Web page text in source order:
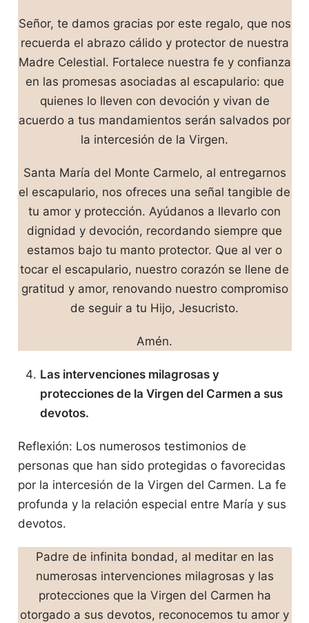
Señor, te damos gracias por este regalo, que nos
recuerda el abrazo cálido y protector de nuestra
Madre Celestial. Fortalece nuestra fe y confianza
en las promesas asociadas al escapulario: que
quienes lo lleven con devoción y vivan de
acuerdo a tus mandamientos serán salvados por
la intercesión de la Virgen.
Santa María del Monte Carmelo, al entregarnos
el escapulario, nos ofreces una señal tangible de
tu amor y protección. Ayúdanos a llevarlo con
dignidad y devoción, recordando siempre que
estamos bajo tu manto protector. Que al ver o
tocar el escapulario, nuestro corazón se llene de
gratitud y amor, renovando nuestro compromiso
de seguir a tu Hijo, Jesucristo.
Amén.
Las intervenciones milagrosas y
protecciones de la Virgen del Carmen a sus
devotos.
Reflexión: Los numerosos testimonios de
personas que han sido protegidas o favorecidas
por la intercesión de la Virgen del Carmen. La fe
profunda y la relación especial entre María y sus
devotos.
Padre de infinita bondad, al meditar en las
numerosas intervenciones milagrosas y las
protecciones que la Virgen del Carmen ha
otorgado a sus devotos, reconocemos tu amor y